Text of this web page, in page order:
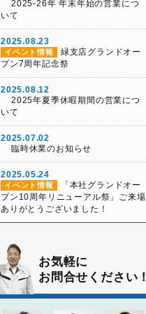
2025-26年 年末年始の営業につ
いて
2025.08.23
イベント情報
緑支店グランドオー
プン7周年記念祭
2025.08.12
2025年夏季休暇期間の営業につ
いて
2025.07.02
臨時休業のお知らせ
2025.05.24
イベント情報
「本社グランドオー
プン10周年リニューアル祭」ご来場
ありがとうございました！
イベント情報
ンドオープン10周年リニューアル祭
2025.04.26
お知らせ
2025年ゴールデンウィ
お気軽に
お問合せください！